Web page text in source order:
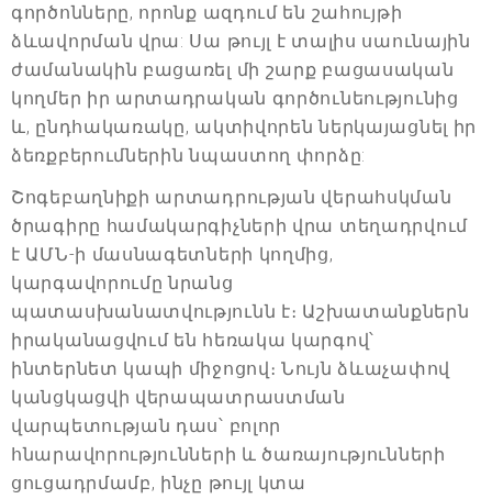
գործոնները, որոնք ազդում են շահույթի
ձևավորման վրա: Սա թույլ է տալիս սաունային
ժամանակին բացառել մի շարք բացասական
կողմեր իր արտադրական գործունեությունից
և, ընդհակառակը, ակտիվորեն ներկայացնել իր
ձեռքբերումներին նպաստող փորձը:
Շոգեբաղնիքի արտադրության վերահսկման
ծրագիրը համակարգիչների վրա տեղադրվում
է ԱՄՆ-ի մասնագետների կողմից,
կարգավորումը նրանց
պատասխանատվությունն է։ Աշխատանքներն
իրականացվում են հեռակա կարգով՝
ինտերնետ կապի միջոցով։ Նույն ձևաչափով
կանցկացվի վերապատրաստման
վարպետության դաս՝ բոլոր
հնարավորությունների և ծառայությունների
ցուցադրմամբ, ինչը թույլ կտա